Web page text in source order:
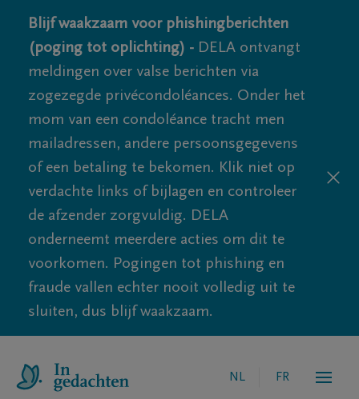
Blijf waakzaam voor phishingberichten
(poging tot oplichting) - DELA ontvangt
meldingen over valse berichten via
zogezegde privécondoléances. Onder het
mom van een condoléance tracht men
mailadressen, andere persoonsgegevens
of een betaling te bekomen. Klik niet op
verdachte links of bijlagen en controleer
de afzender zorgvuldig. DELA
onderneemt meerdere acties om dit te
voorkomen. Pogingen tot phishing en
fraude vallen echter nooit volledig uit te
sluiten, dus blijf waakzaam.
NL FR